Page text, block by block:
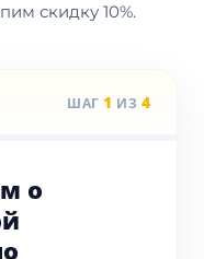
скидку 10%.
ШАГ 1 ИЗ 4
о